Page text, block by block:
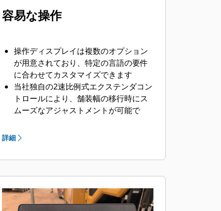
容易な操作
操作ディスプレイは複数のオプション
が用意されており、特定の言語の要件
に合わせてカスタマイズできます
当社独自の2速比例式エクステンダコン
トロールにより、舗装幅の移行時にス
ムーズなアジャストメントが可能で
スクリード操作コンソールは、オーガ
り、資材の流れを変更することができ
ロールにより、オペレータはマットの
品質を迅速に管理できます。
詳細